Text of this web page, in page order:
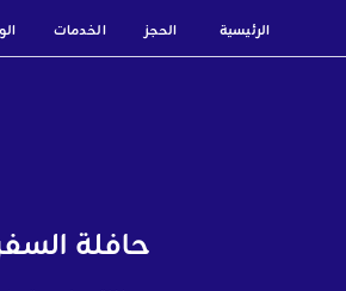
الرئيسية الحجز الخدمات
حافلة